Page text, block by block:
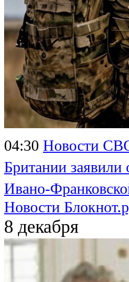
04:30 Новости
Британии
Ивано-
Новости
8 декабря